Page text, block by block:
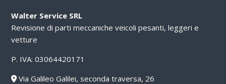
Walter Service SRL
Revisione di parti meccaniche veicoli pesanti, leggeri e
vetture
P. IVA: 03064420171
Via Galileo Galilei, seconda traversa, 26